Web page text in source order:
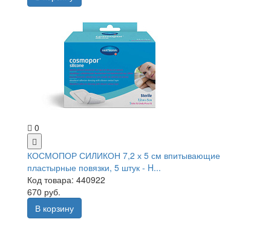
0
КОСМОПОР СИЛИКОН 7,2 х 5 см впитывающие
пластырные повязки, 5 штук - H...
Код товара: 440922
670 руб.
В корзину